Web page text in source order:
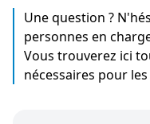
Une question ?
personnes en
Vous trouverez ici
nécessaires pour